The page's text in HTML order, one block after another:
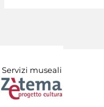
Servizi museali